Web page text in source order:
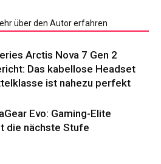
über den Autor erfahren
Arctis Nova 7 Gen 2
Das kabellose Headset
ist nahezu perfekt
Evo: Gaming-Elite
die nächste Stufe